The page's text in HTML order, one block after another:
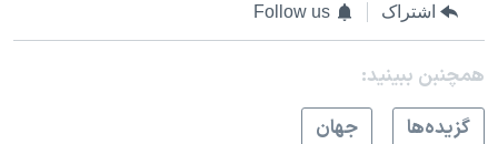
اشتراک Follow us
همچنبن ببینید:
گزيده‌ها
جهان